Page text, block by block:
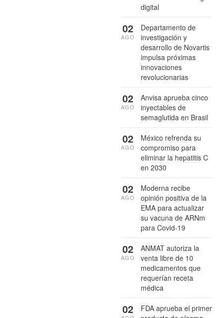
digital
Departamento de
investigación y
desarrollo de Novartis
impulsa próximas
innovaciones
revolucionarias
02
AGO
Anvisa aprueba cinco
inyectables de
semaglutida en Brasil
02
AGO
México refrenda su
compromiso para
eliminar la hepatitis C
en 2030
02
AGO
Moderna recibe
opinión positiva de la
EMA para actualizar
su vacuna de ARNm
para Covid-19
02
AGO
ANMAT autoriza la
venta libre de 10
medicamentos que
requerían receta
médica
02
AGO
FDA aprueba el primer
02